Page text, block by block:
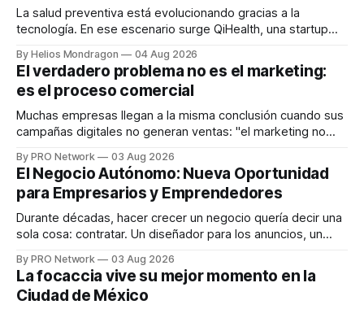
La salud preventiva está evolucionando gracias a la
tecnología. En ese escenario surge QiHealth, una startup
dispositivos inteligentes, inteligencia artificial y monitoreo
en tiempo real para ayudar a las personas a tomar mejores
decisiones sobre su salud metabólica. Su propuesta busca
responder
By Helios Mondragon 04 Aug 2026
El verdadero problema no es el marketing:
es el proceso comercial
Muchas empresas llegan a la misma conclusión cuando sus
campañas digitales no generan ventas: "el marketing no
INTERIUS, el problema suele estar en otro lugar. Durante
una entrevista para el podcast SER PRO, el especialista en
marketing digital explicó que
By PRO Network 03 Aug 2026
El Negocio Autónomo: Nueva Oportunidad
para Empresarios y Emprendedores
Durante décadas, hacer crecer un negocio quería decir una
sola cosa: contratar. Un diseñador para los anuncios, un
para los textos, alguien que supiera de publicidad digital
para encontrar prospectos, un vendedor para atender
llamadas y mensajes, y —con suerte— una persona
By PRO Network 03 Aug 2026
La focaccia vive su mejor momento en la
Ciudad de México